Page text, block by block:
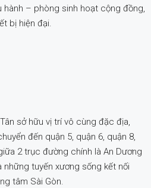
hành – phòng sinh hoạt cộng đồng,
bị hiện đại.
sở hữu vị trí vô cùng đặc địa,
đến quận 5, quận 6, quận 8,
2 trục đường chính là An Dương
những tuyến xương sống kết nối
tâm Sài Gòn.